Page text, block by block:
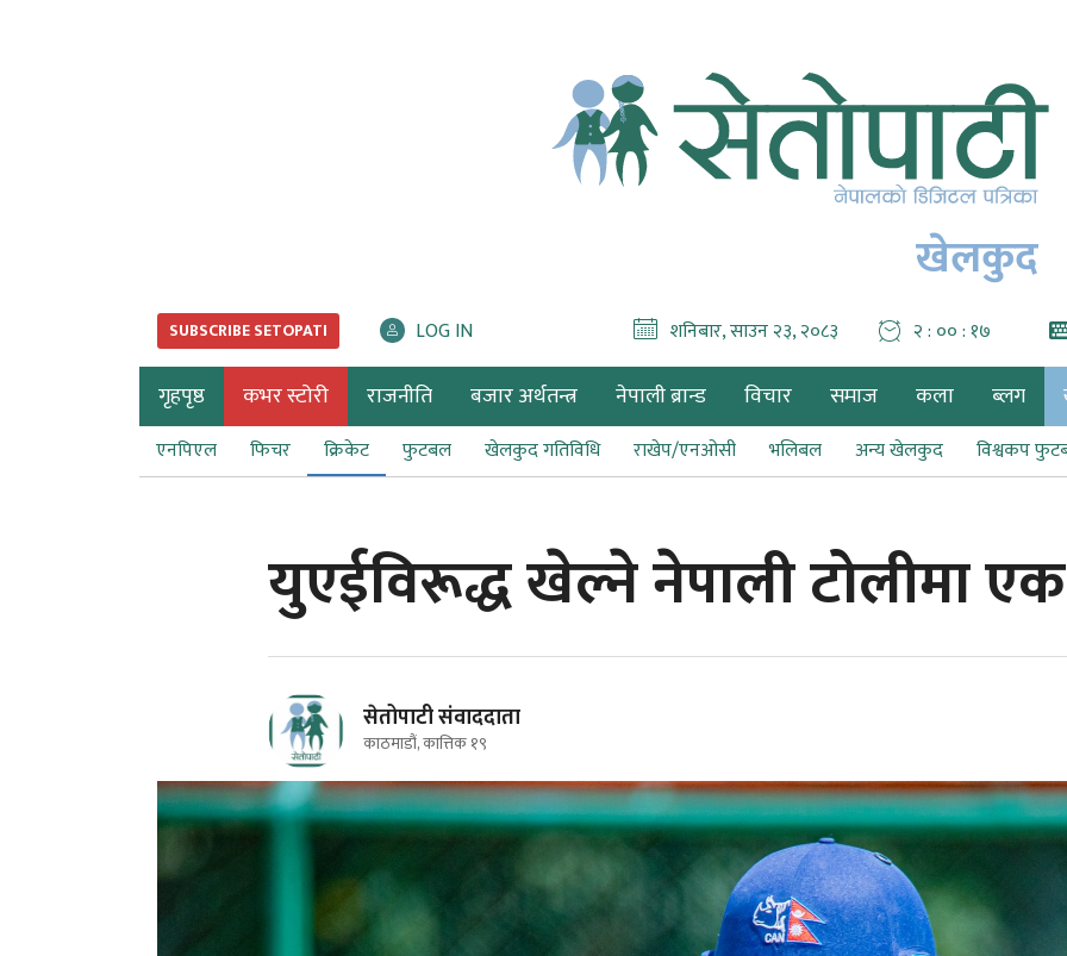
खेलकुद
SUBSCRIBE SETOPATI LOG IN शनिबार, साउन २३, २०८३ २ : ०० : १९
गृहपृष्ठ कभर स्टोरी राजनीति बजार अर्थतन्त्र नेपाली ब्रान्ड विचार समाज कला ब्लग
एनपिएल फिचर क्रिकेट फुटबल खेलकुद गतिविधि राखेप/एनओसी भलिबल अन्य खेलकुद विश्वकप
युएईविरूद्ध खेल्ने नेपाली टोलीमा एक
सेतोपाटी संवाददाता
काठमाडौं, कात्तिक १९